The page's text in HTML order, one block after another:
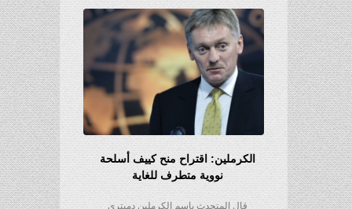
الكرملين: اقتراح منح كييف أسلحة
نووية متطرف للغاية
قال المتحدث باسم الكرملين دميتري